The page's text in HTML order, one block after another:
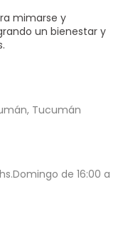
mimarse y
un bienestar y
Tucumán
de 16:00 a